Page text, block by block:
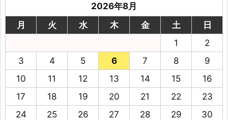
2026年8月
月
火 水 木 金 土
日
1
2
3
4 5 6 7 8
9
10
11 12 13 14 15
16
17
18 19 20 21 22
23
24
25 26 27 28 29
30